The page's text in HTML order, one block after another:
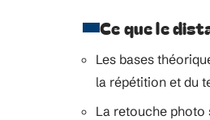
Ce que le
Les bases
la répétition et du
La retouche photo